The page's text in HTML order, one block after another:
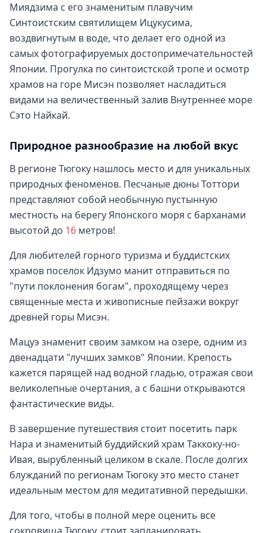
Миядзима с его знаменитым плавучим
Синтоистским святилищем Ицукусима,
воздвигнутым в воде, что делает его одной из
самых фотографируемых достопримечательностей
Японии. Прогулка по синтоистской тропе и осмотр
храмов на горе Мисэн позволяет насладиться
видами на величественный залив Внутреннее море
Сэто Найкай.
Природное разнообразие на любой вкус
В регионе Тюгоку нашлось место и для уникальных
природных феноменов. Песчаные дюны Тоттори
представляют собой необычную пустынную
местность на берегу Японского моря с барханами
высотой до 16 метров!
Для любителей горного туризма и буддистских
храмов поселок Идзумо манит отправиться по
"пути поклонения богам", проходящему через
священные места и живописные пейзажи вокруг
древней горы Мисэн.
Мацуэ знаменит своим замком на озере, одним из
двенадцати "лучших замков" Японии. Крепость
кажется парящей над водной гладью, отражая свои
великолепные очертания, а с башни открываются
фантастические виды.
В завершение путешествия стоит посетить парк
Нара и знаменитый буддийский храм Таккоку-но-
Ивая, вырубленный целиком в скале. После долгих
блужданий по регионам Тюгоку это место станет
идеальным местом для медитативной передышки.
Для того, чтобы в полной мере оценить все